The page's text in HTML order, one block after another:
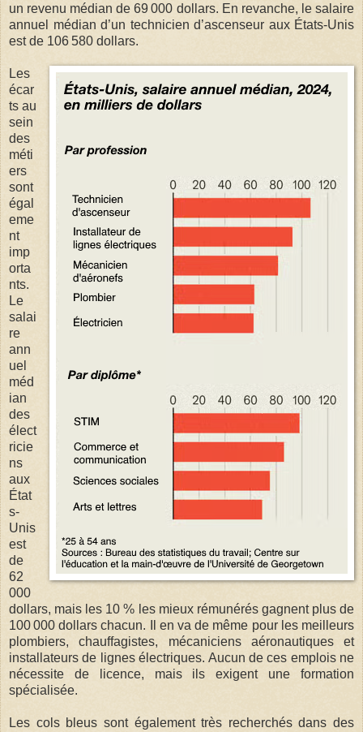
un revenu médian de 69 000 dollars. En revanche, le salaire
annuel médian d’un technicien d’ascenseur aux États-Unis
est de 106 580 dollars.
Les
écar
ts au
sein
des
méti
ers
sont
égal
eme
nt
imp
orta
nts.
Le
salai
re
ann
uel
méd
ian
des
élect
ricie
ns
aux
État
s-
Unis
est
de
62
000
dollars, mais les 10 % les mieux rémunérés gagnent plus de
100 000 dollars chacun. Il en va de même pour les meilleurs
plombiers, chauffagistes, mécaniciens aéronautiques et
installateurs de lignes électriques. Aucun de ces emplois ne
nécessite de licence, mais ils exigent une formation
spécialisée.
Les cols bleus sont également très recherchés dans des